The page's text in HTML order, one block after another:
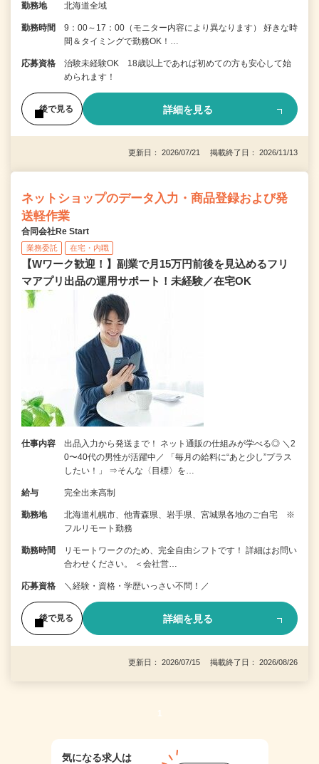
勤務地 北海道全域
勤務時間
9：00～17：00（モニター内容により異なります） 好きな時
間＆タイミングで勤務OK！…
応募資格
治験未経験OK 18歳以上であれば初めての方も安心して始
められます！
後で見る 詳細を見る
更新日： 2026/07/21 掲載終了日： 2026/11/13
ネットショップのデータ入力・商品登録および発
送軽作業
合同会社Re Start
業務委託 在宅・内職
【Wワーク歓迎！】副業で月15万円前後を見込めるフリ
マアプリ出品の運用サポート！未経験／在宅OK
仕事内容
出品入力から発送まで！ ネット通販の仕組みが学べる◎ ＼2
0〜40代の男性が活躍中／ 「毎月の給料に“あと少し”プラス
したい！」 ⇒そんな〈目標〉を…
給与 完全出来高制
勤務地
北海道札幌市、他青森県、岩手県、宮城県各地のご自宅 ※
フルリモート勤務
勤務時間
リモートワークのため、完全自由シフトです！ 詳細はお問い
合わせください。 ＜会社営…
応募資格 ＼経験・資格・学歴いっさい不問！／
後で見る 詳細を見る
更新日： 2026/07/15 掲載終了日： 2026/08/26
1
気になる求人は